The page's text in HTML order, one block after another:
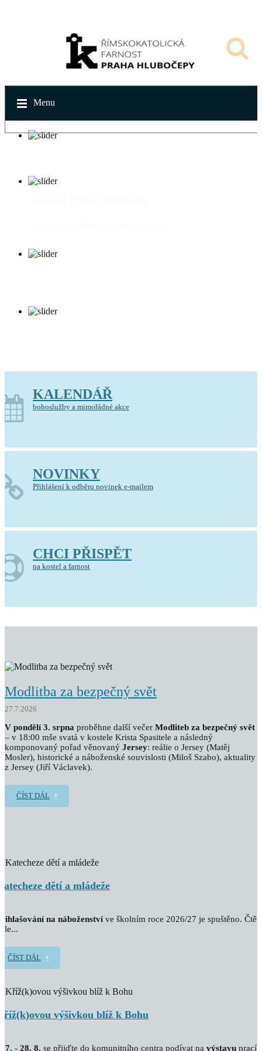
Menu
KALENDÁŘ
bohoslužby a mimořádné akce
NOVINKY
Přihlášení k odběru novinek e-mailem
CHCI PŘISPĚT
na kostel a farnost
Modlitba za bezpečný svět
27.7.2026
V pondělí 3. srpna proběhne další večer Modliteb za bezpečný svět
– v 18:00 mše svatá v kostele Krista Spasitele a následný
komponovaný pořad věnovaný Jersey: reálie o Jersey (Matěj
Mosler), historické a náboženské souvislosti (Miloš Szabo), aktuality
z Jersey (Jiří Václavek).
ČÍST DÁL
dětí a mládeže
na náboženstvíve školním roce 2026/27 je spuštěno.
ČÍST DÁL
výšivkou blíž k Bohu
7. - 28. 8. se přijďte do komunitního centra podívat na výstavu prací